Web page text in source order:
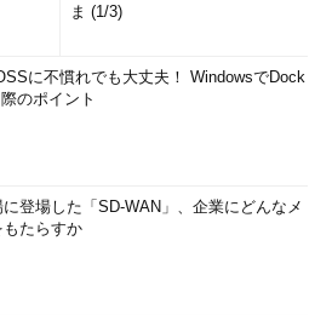
ま (1/3)
に不慣れでも大丈夫！ WindowsでDock
のポイント
に登場した「SD-WAN」、企業にどんなメ
もたらすか